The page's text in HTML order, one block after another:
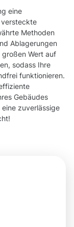
eine
versteckte
Methoden
Ablagerungen
Wert auf
sodass Ihre
funktionieren.
Gebäudes
zuverlässige